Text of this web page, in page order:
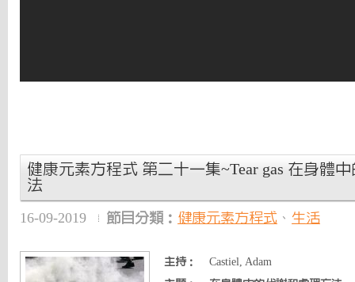
健康元素方程式 第二十一集~Tear gas 在身體
法
16-09-2019 節目分類： 健康元素方程式 、 生活
主持：
Castiel, Adam